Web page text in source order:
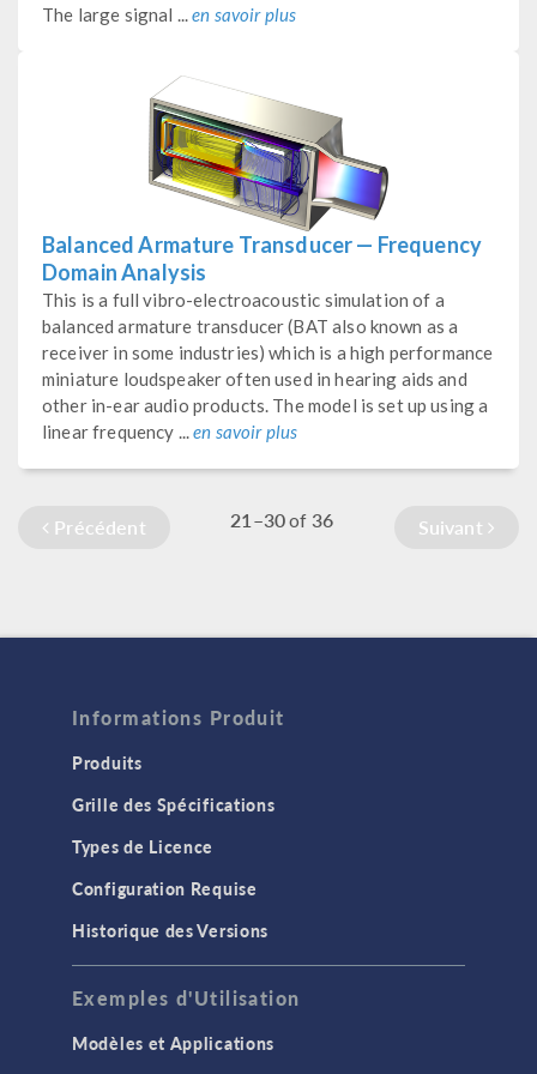
The large signal ...en savoir plus
Balanced Armature Transducer — Frequency
Domain Analysis
This is a full vibro-electroacoustic simulation of a
balanced armature transducer (BAT also known as a
receiver in some industries) which is a high performance
miniature loudspeaker often used in hearing aids and
other in-ear audio products. The model is set up using a
linear frequency ...en savoir plus
Précédent 21–30of 36 Suivant
Informations Produit
Produits
Grille des Spécifications
Types de Licence
Configuration Requise
Historique des Versions
Exemples d'Utilisation
Modèles et Applications